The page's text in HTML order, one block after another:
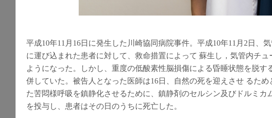
平成10年11月16日に発生した川崎協同病院事件。平成10年11月2日、
に運び込まれた患者に対して、救命措置によって 蘇生し，気管内チ
ようになった。しかし、重度の低酸素性脳損傷による昏睡状態を脱
併していた。被告人となった医師は16日、自然の死を迎えさせ るた
た苦悶様呼吸を鎮静化させるために、鎮静剤のセルシン及びドルミカ
を投与し、患者はその日のうちに死亡した。